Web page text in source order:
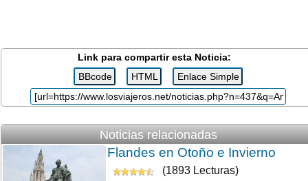
Link para compartir esta Noticia:
Noticias relacionadas
Flandes en Otoño e Invierno
(1893 Lecturas)